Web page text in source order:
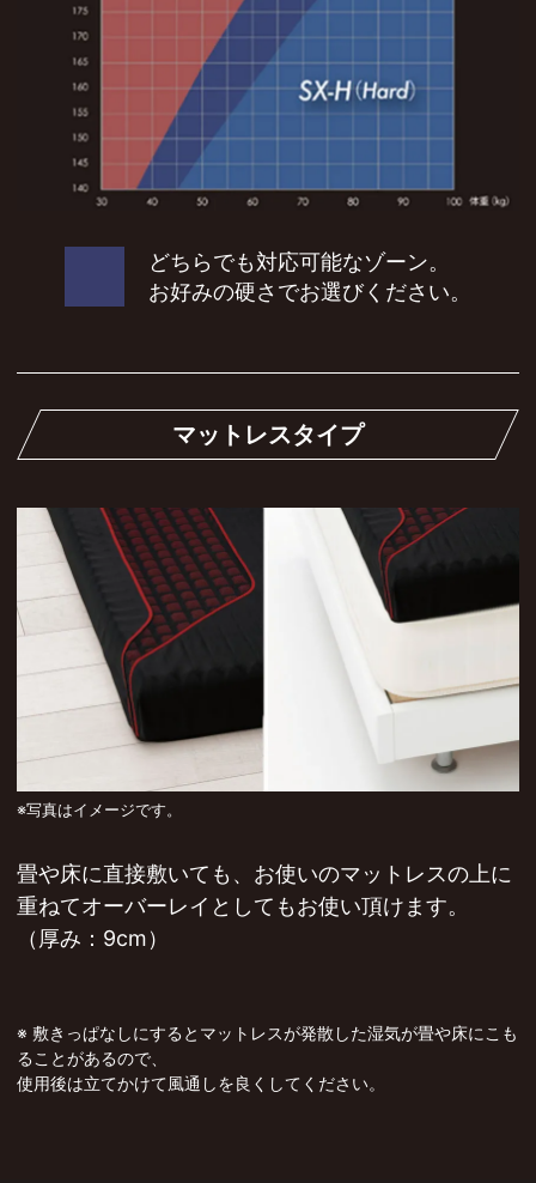
どちらでも対応可能なゾーン。
お好みの硬さでお選びください。
マットレスタイプ
※写真はイメージです。
畳や床に直接敷いても、お使いのマットレスの上に
重ねてオーバーレイとしてもお使い頂けます。
（厚み：9cm）
※ 敷きっぱなしにするとマットレスが発散した湿気が畳や床にこも
ることがあるので、
使用後は立てかけて風通しを良くしてください。